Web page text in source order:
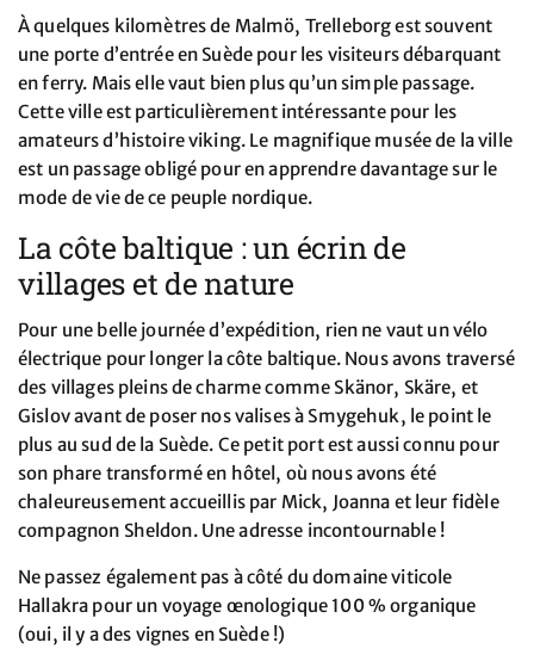
À quelques kilomètres de Malmö, Trelleborg est souvent
une porte d’entrée en Suède pour les visiteurs débarquant
en ferry. Mais elle vaut bien plus qu’un simple passage.
Cette ville est particulièrement intéressante pour les
amateurs d’histoire viking. Le magnifique musée de la ville
est un passage obligé pour en apprendre davantage sur le
mode de vie de ce peuple nordique.
La côte baltique : un écrin de
villages et de nature
Pour une belle journée d’expédition, rien ne vaut un vélo
électrique pour longer la côte baltique. Nous avons traversé
des villages pleins de charme comme Skänor, Skäre, et
Gislov avant de poser nos valises à Smygehuk, le point le
plus au sud de la Suède. Ce petit port est aussi connu pour
son phare transformé en hôtel, où nous avons été
chaleureusement accueillis par Mick, Joanna et leur fidèle
compagnon Sheldon. Une adresse incontournable !
Ne passez également pas à côté du domaine viticole
Hallakra pour un voyage œnologique 100 % organique
(oui, il y a des vignes en Suède !)